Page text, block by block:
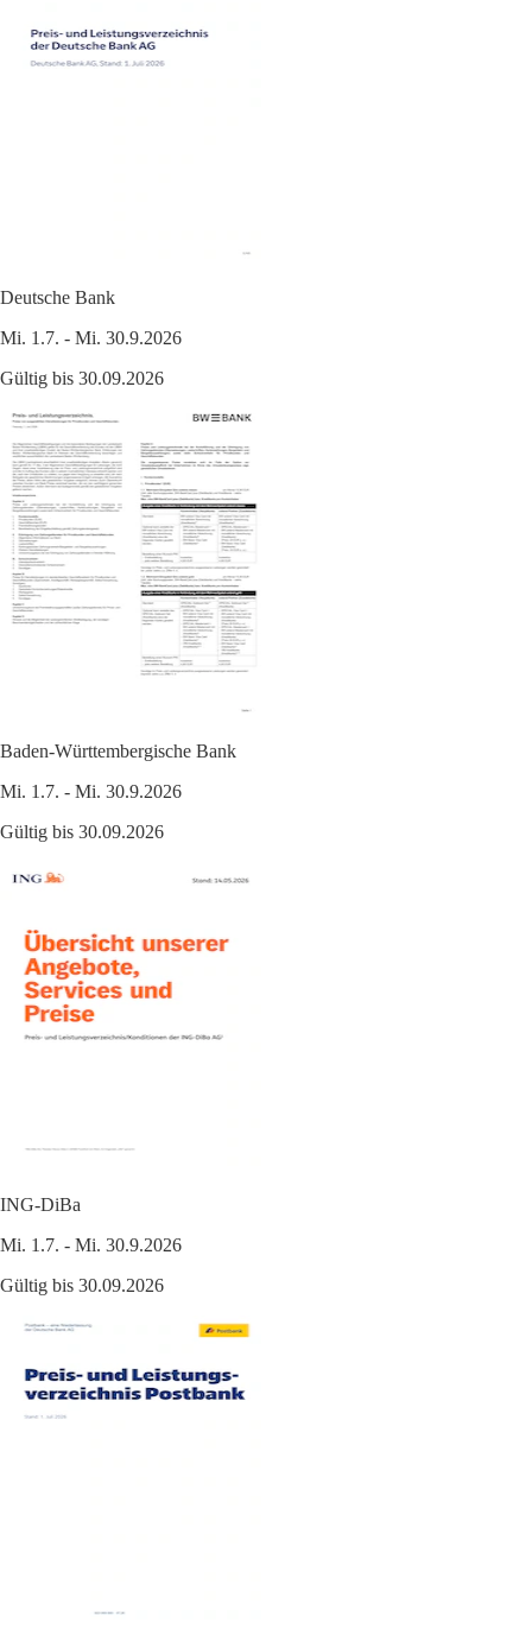
Deutsche Bank
Mi. 1.7. - Mi. 30.9.2026
Gültig bis 30.09.2026
Baden-Württembergische Bank
Mi. 1.7. - Mi. 30.9.2026
Gültig bis 30.09.2026
ING-DiBa
Mi. 1.7. - Mi. 30.9.2026
Gültig bis 30.09.2026